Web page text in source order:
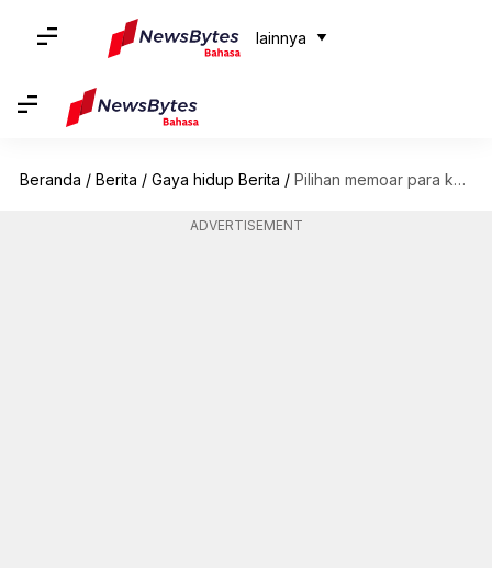
lainnya
Beranda / Berita / Gaya hidup Berita / Pilihan memoar para komedian: Buku-buku terbaik untuk dibaca sambil tertawa terbahak-bahak
ADVERTISEMENT